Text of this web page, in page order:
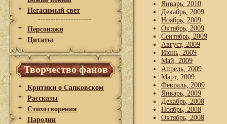
Негасимый свет
---------------------
Персонажи
Цитаты
Творчество фанов
Критики о Сапковском
Рассказы
Стихотворения
Пародии
Январь, 2010
Декабрь, 2009
Ноябрь, 2009
Октябрь, 2009
Сентябрь, 2009
Август, 2009
Июнь, 2009
Май, 2009
Апрель, 2009
Март, 2009
Февраль, 2009
Январь, 2009
Декабрь, 2008
Ноябрь, 2008
Октябрь, 2008